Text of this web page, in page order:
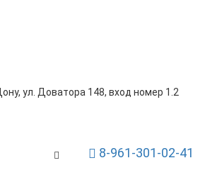
ул. Доватора 148, вход номер 1.2
8-961-301-02-41
Toggle Navigation